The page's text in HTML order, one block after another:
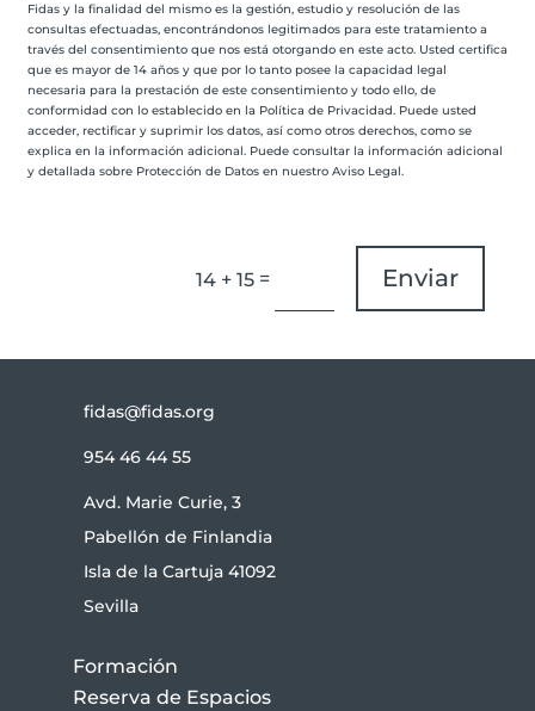
Fidas y la finalidad del mismo es la gestión, estudio y resolución de las
consultas efectuadas, encontrándonos legitimados para este tratamiento a
través del consentimiento que nos está otorgando en este acto. Usted certifica
que es mayor de 14 años y que por lo tanto posee la capacidad legal
necesaria para la prestación de este consentimiento y todo ello, de
conformidad con lo establecido en la Política de Privacidad. Puede usted
acceder, rectificar y suprimir los datos, así como otros derechos, como se
explica en la información adicional. Puede consultar la información adicional
y detallada sobre Protección de Datos en nuestro Aviso Legal.
14 + 15= Enviar
fidas@fidas.org
954 46 44 55
Avd. Marie Curie, 3
Pabellón de Finlandia
Isla de la Cartuja 41092
Sevilla
Formación
Reserva de Espacios